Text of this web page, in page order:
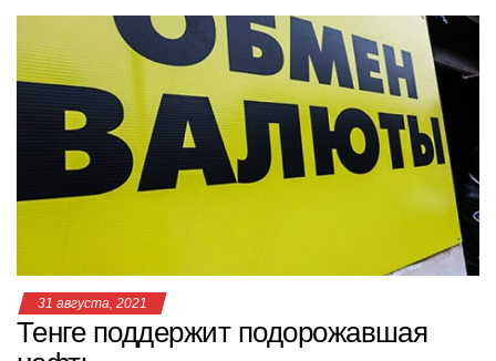
at
s
A
p
p
c
b
o
o
k
tt
er
n
o
kl
a
ss
e
gr
a
m
.R
u
er п
р
а
в
и
т
31 августа, 2021
Тенге поддержит подорожавшая